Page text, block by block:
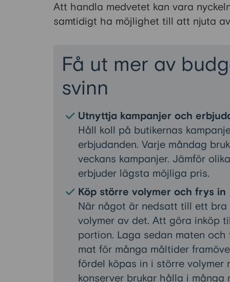
Att handla medvetet kan vara
samtidigt ha möjlighet till att njuta
Få ut mer av
svinn
Utnyttja kampanjer och
Håll koll på butikernas
erbjudanden. Varje måndag
veckans kampanjer. Jämför
erbjuder lägsta möjliga pris.
Köp större volymer och frys in
När något är nedsatt till ett
volymer av det. Att göra inköp
portion. Laga sedan maten
mat för många måltider
fördel köpas in i större volymer
konserver brukar hålla i många